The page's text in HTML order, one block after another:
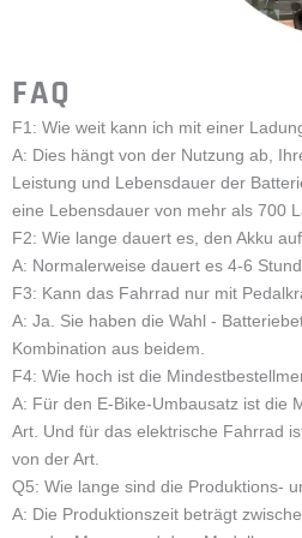
Direktantrieb
14
500W 14 Zoll BLDC
Radnabenmotor
Senden
Name
E-Mail